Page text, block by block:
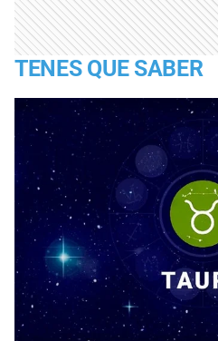
TENES QUE SABER